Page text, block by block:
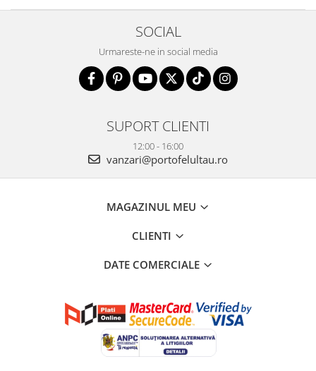
SOCIAL
Urmareste-ne in social media
SUPORT CLIENTI
12:00 - 16:00
vanzari@portofelultau.ro
MAGAZINUL MEU
CLIENTI
DATE COMERCIALE